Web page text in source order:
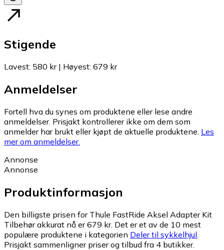
Stigende
Lavest: 580 kr| Høyest: 679 kr
Anmeldelser
Fortell hva du synes om produktene eller lese andre
anmeldelser. Prisjakt kontrollerer ikke om dem som
anmelder har brukt eller kjøpt de aktuelle produktene. Les
mer om anmeldelser.
Annonse
Annonse
Produktinformasjon
Den billigste prisen for Thule FastRide Aksel Adapter Kit
Tilbehør akkurat nå er 679 kr. Det er et av de 10 mest
populære produktene i kategorien Deler til sykkelhjul.
Prisjakt sammenligner priser og tilbud fra 4 butikker.